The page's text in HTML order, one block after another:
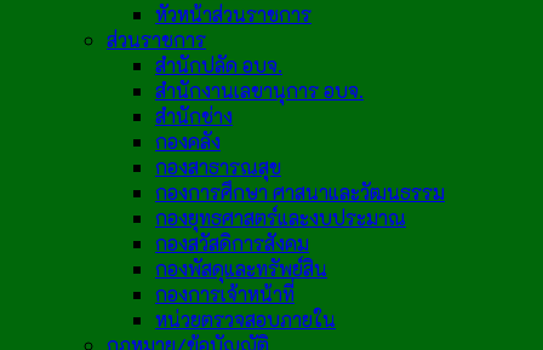
หัวหน้าส่วนราชการ
ส่วนราชการ
สำนักปลัด อบจ.
สำนักงานเลขานุการ อบจ.
สำนักช่าง
กองคลัง
กองสาธารณสุข
กองการศึกษา ศาสนาและวัฒนธรรม
กองยุทธศาสตร์และงบประมาณ
กองสวัสดิการสังคม
กองพัสดุและทรัพย์สิน
กองการเจ้าหน้าที่
หน่วยตรวจสอบภายใน
กฎหมาย/ข้อบัญญัติ